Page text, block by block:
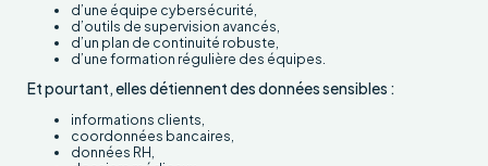
d’une équipe cybersécurité,
d’outils de supervision avancés,
d’un plan de continuité robuste,
d’une formation régulière des équipes.
Et pourtant, elles détiennent des données sensibles :
informations clients,
coordonnées bancaires,
données RH,